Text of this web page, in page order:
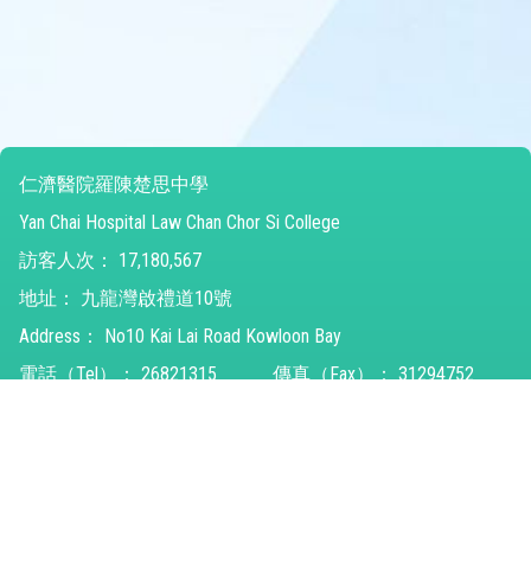
仁濟醫院羅陳楚思中學
Yan Chai Hospital Law Chan Chor Si College
訪客人次：
17,180,567
地址：
九龍灣啟禮道10號
Address：
No10 Kai Lai Road Kowloon Bay
電話（Tel）： 26821315 傳真（Fax）： 31294752